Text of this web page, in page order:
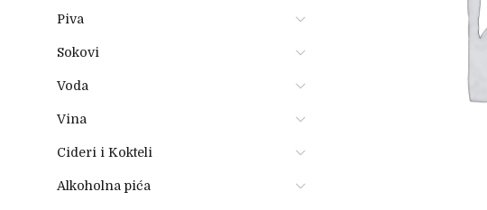
Piva
Sokovi
Voda
Vina
Cideri i Kokteli
Alkoholna pića